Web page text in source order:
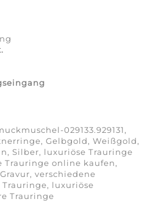
029133.929131,
Gelbgold, Weißgold,
Silber, luxuriöse Trauringe
online kaufen,
verschiedene
luxuriöse
Trauringe